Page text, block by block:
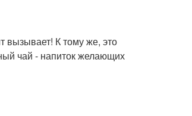
вызывает! К тому же, это
чай - напиток желающих